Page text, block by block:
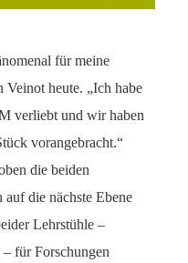
für meine
Veinot heute. „Ich habe
verliebt und wir haben
vorangebracht.“
die beiden
die nächste Ebene
Lehrstühle –
– für Forschungen